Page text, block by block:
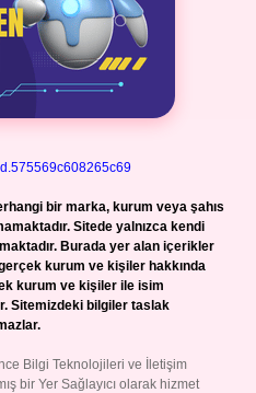
bir marka, kurum veya şahıs
Sitede yalnızca kendi
Burada yer alan içerikler
kurum ve kişiler hakkında
kurum ve kişiler ile isim
Sitemizdeki bilgiler taslak
Bilgi Teknolojileri ve İletişim
bir Yer Sağlayıcı olarak hizmet